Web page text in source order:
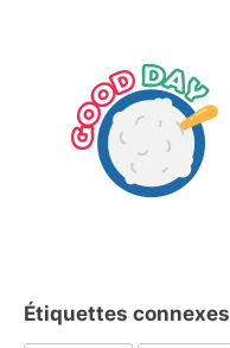
Étiquettes connexes